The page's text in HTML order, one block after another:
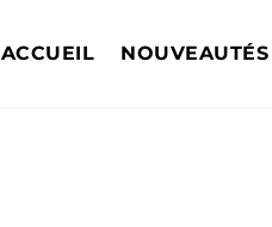
ACCUEIL NOUVEAUTÉS